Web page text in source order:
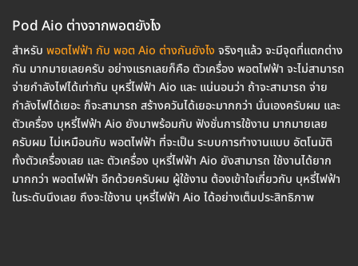
Pod Aio ต่างจากพอตยังไง
สำหรับ พอตไฟฟ้า กับ พอต Aio ต่างกันยังไงจริงๆแล้ว จะมีจุดที่แตกต่าง
กัน มากมายเลยครับ อย่างแรกเลยก็คือ ตัวเครื่อง พอตไฟฟ้า จะไม่สามารถ
จ่ายกำลังไฟได้เท่ากัน บุหรี่ไฟฟ้า Aio และ แน่นอนว่า ถ้าจะสามารถ จ่าย
กำลังไฟได้เยอะ ก็จะสามารถ สร้างควันได้เยอะมากกว่า นั่นเองครับผม และ
ตัวเครื่อง บุหรี่ไฟฟ้า Aio ยังมาพร้อมกับ ฟังชั่นการใช้งาน มากมายเลย
ครับผม ไม่เหมือนกับ พอตไฟฟ้า ที่จะเป็น ระบบการทำงานแบบ อัตโนมัติ
ทั้งตัวเครื่องเลย และ ตัวเครื่อง บุหรี่ไฟฟ้า Aio ยังสามารถ ใช้งานได้ยาก
มากกว่า พอตไฟฟ้า อีกด้วยครับผม ผู้ใช้งาน ต้องเข้าใจเกี่ยวกับ บุหรี่ไฟฟ้า
ในระดับนึงเลย ถึงจะใช้งาน บุหรี่ไฟฟ้า Aio ได้อย่างเต็มประสิทธิภาพ